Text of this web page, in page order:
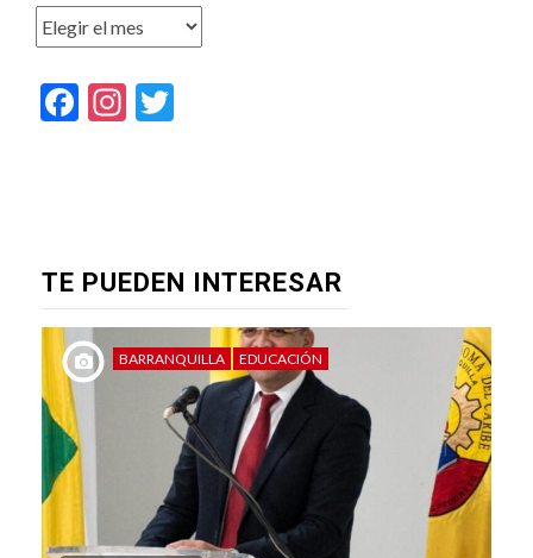
Archivos
Facebook
Instagram
TE PUEDEN INTERESAR
BARRANQUILLA EDUCACIÓN